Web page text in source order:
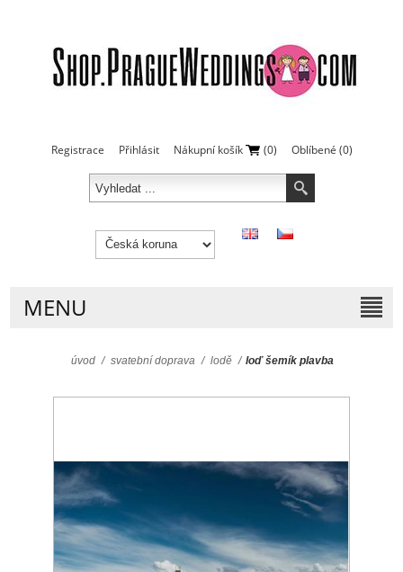
Registrace Přihlásit Nákupní košík (0) Oblíbené (0)
MENU
úvod / svatební doprava / lodě / loď šemík plavba